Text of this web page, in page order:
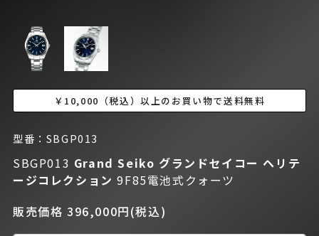
￥10,000（税込）以上のお買い物で送料無料
型番：SBGP013
SBGP013 Grand Seiko グランドセイコー ヘリテ
ージコレクション9F85電池式クォーツ
販売価格 396,000円(税込)